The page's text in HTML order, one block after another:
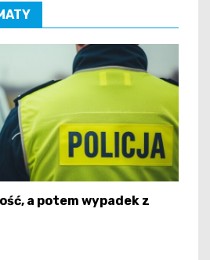
a potem wypadek z